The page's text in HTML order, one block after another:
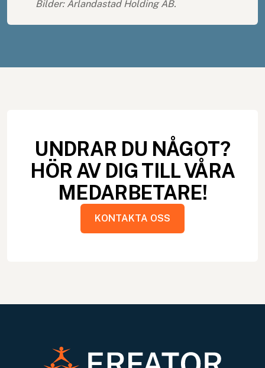
Bilder: Arlandastad Holding AB.
UNDRAR DU NÅGOT?
HÖR AV DIG TILL VÅRA
MEDARBETARE!
KONTAKTA OSS
KONTAKTA OSS